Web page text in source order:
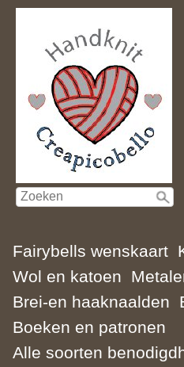
Fairybells wenskaart
Wol en katoen
Brei-en haaknaalden
Boeken en patronen
Alle soorten